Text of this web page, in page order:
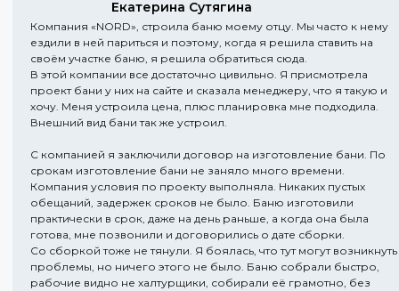
Екатерина Сутягина
Компания «NORD», строила баню моему отцу. Мы часто к нему
ездили в ней париться и поэтому, когда я решила ставить на
своём участке баню, я решила обратиться сюда.
В этой компании все достаточно цивильно. Я присмотрела
проект бани у них на сайте и сказала менеджеру, что я такую и
хочу. Меня устроила цена, плюс планировка мне подходила.
Внешний вид бани так же устроил.
С компанией я заключили договор на изготовление бани. По
срокам изготовление бани не заняло много времени.
Компания условия по проекту выполняла. Никаких пустых
обещаний, задержек сроков не было. Баню изготовили
практически в срок, даже на день раньше, а когда она была
готова, мне позвонили и договорились о дате сборки.
Со сборкой тоже не тянули. Я боялась, что тут могут возникнуть
проблемы, но ничего этого не было. Баню собрали быстро,
рабочие видно не халтурщики, собирали её грамотно, без